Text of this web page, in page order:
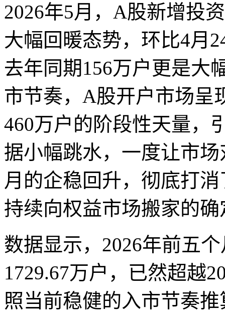
2026年5月，A股新增投
大幅回暖态势，环比4月
去年同期156万户更是大
市节奏，A股开户市场呈
460万户的阶段性天量，
据小幅跳水，一度让市
月的企稳回升，彻底打
持续向权益市场搬家的
数据显示，2026年前五
1729.67万户，已然超越
照当前稳健的入市节奏